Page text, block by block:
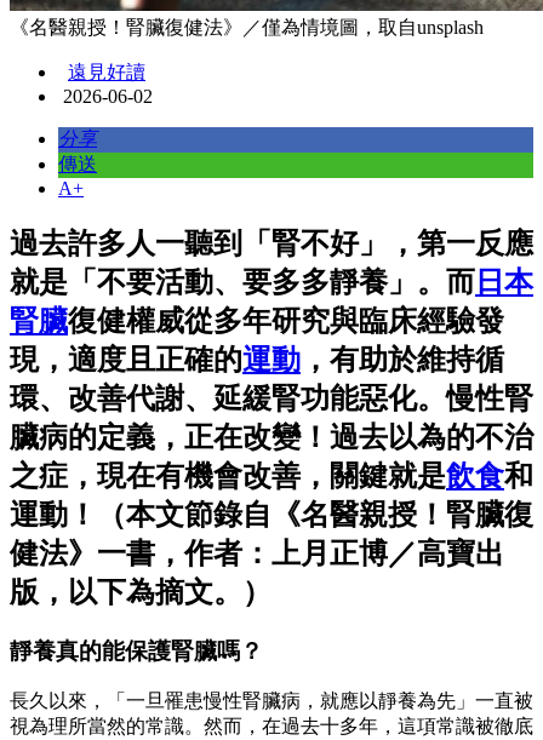
《名醫親授！腎臟復健法》／僅為情境圖，取自unsplash
遠見好讀
2026-06-02
分享
傳送
A+
過去許多人一聽到「腎不好」，第一反應
就是「不要活動、要多多靜養」。而 日本
腎臟復健權威從多年研究與臨床經驗發
現，適度且正確的運動 ，有助於維持循
環、改善代謝、延緩腎功能惡化。慢性腎
臟病的定義，正在改變！過去以為的不治
之症，現在有機會改善，關鍵就是飲食和
運動！（本文節錄自《名醫親授！腎臟復
健法》一書，作者：上月正博／高寶出
版，以下為摘文。）
靜養真的能保護腎臟嗎？
長久以來，「一旦罹患慢性腎臟病，就應以靜養為先」一直被
視為理所當然的常識。然而，在過去十多年，這項常識被徹底